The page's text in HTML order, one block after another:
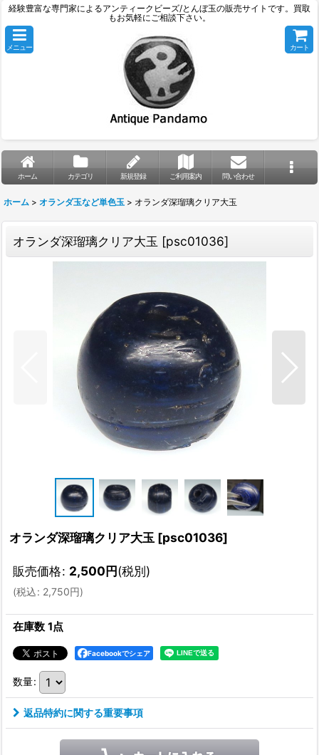
経験豊富な専門家によるアンティークビーズ/とんぼ玉の販売サイトです。買取
もお気軽にご相談下さい。
メニュー カート
ホーム カテゴリ 新規登録 ご利用案内 問い合わせ
ホーム > オランダ玉など単色玉 > オランダ深瑠璃クリア大玉
オランダ深瑠璃クリア大玉 [psc01036]
オランダ深瑠璃クリア大玉 [psc01036]
販売価格: 2,500円(税別)
(税込: 2,750円)
在庫数 1点
Facebookでシェア
数量:
返品特約に関する重要事項